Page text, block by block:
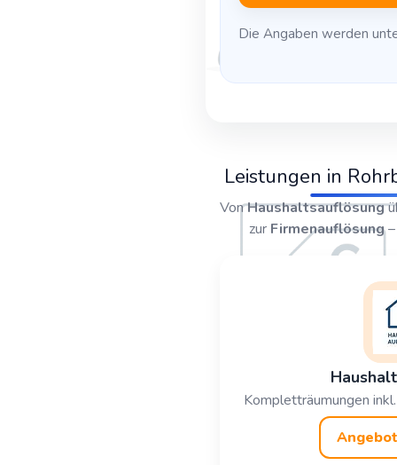
Die Angaben werden
Leistungen in
VonHaushaltsauflösung
zur Firmenauflösung–
Kompletträumungen